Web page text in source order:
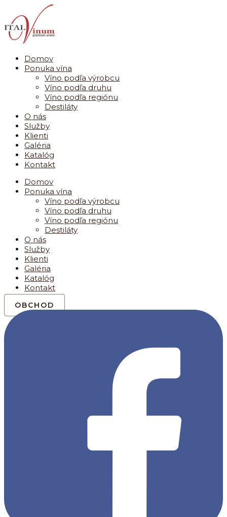
obsah
Domov
Ponuka vína
Víno podľa výrobcu
Víno podľa druhu
Víno podľa regiónu
Destiláty
O nás
Služby
Klienti
Galéria
Katalóg
Kontakt
Domov
Ponuka vína
Víno podľa výrobcu
Víno podľa druhu
Víno podľa regiónu
Destiláty
O nás
Služby
Klienti
Galéria
Katalóg
Kontakt
OBCHOD